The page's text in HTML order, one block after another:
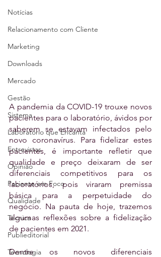
Notícias
Relacionamento com Cliente
Marketing
Downloads
Mercado
Gestão
Sistema
Laboratório que Encanta
Entrevistas
Opinião
Paciente em Foco
Qualidade
Técnica
Publieditorial
Tecnologia
A pandemia da COVID-19 trouxe novos
pacientes para o laboratório, ávidos por
saberem se estavam infectados pelo
novo coronavírus. Para fidelizar estes
pacientes, é importante refletir que
qualidade e preço deixaram de ser
diferenciais competitivos para os
laboratórios, pois viraram premissa
básica para a perpetuidade do
negócio. Na pauta de hoje, trazemos
algumas reflexões sobre a fidelização
de pacientes em 2021.
Dentre os novos diferenciais